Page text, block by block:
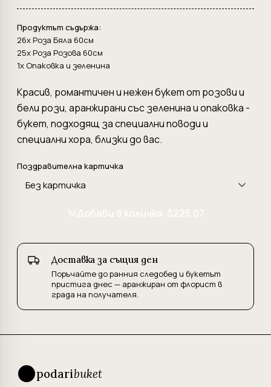
Продуктът съдържа:
26x Роза Бяла 60см
25x Роза Розова 60см
1x Опаковка и зеленина
Красив, романтичен и нежен букет от розови и
бели рози, аранжирани със зеленина и опаковка -
букет, подходящ за специални поводи и
специални хора, близки до вас.
Поздравителна картичка
Добави в количка · $225.07
Доставка за същия ден
Поръчайте до ранния следобед и букетът
пристига днес — аранжиран от флорист в
града на получателя.
podaribuket